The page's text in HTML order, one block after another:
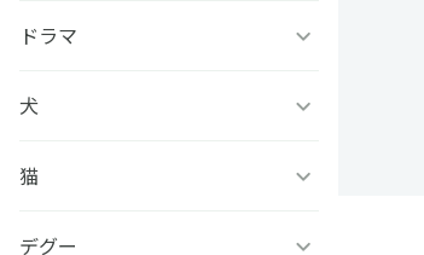
虫かぶり姫
銀魂シリーズ
ぽぽち
#今日のパンダ
かいじゅうせかいせいふく
あらいぐまラスカル
芸艸堂 北斎漫画
女子力高めな獅子原くん
世界おっさん教師 突然のモ
ドラマ
犬
猫
ひのき猫
デグー